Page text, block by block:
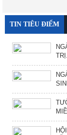
TIN TIÊU ĐIỂM